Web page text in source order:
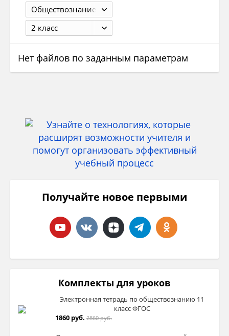
Обществознание
2 класс
Нет файлов по заданным параметрам
Получайте новое первыми
Комплекты для уроков
Электронная тетрадь по обществознанию 11
класс ФГОС
1860 руб. 2860 руб.